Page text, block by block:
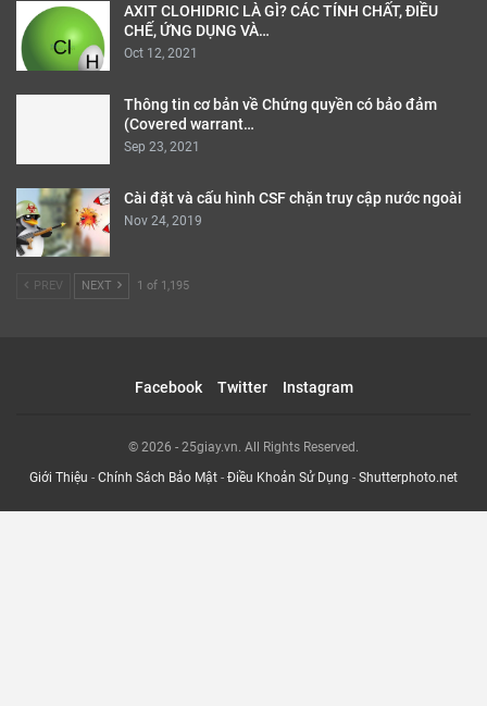
AXIT CLOHIDRIC LÀ GÌ? CÁC TÍNH CHẤT, ĐIỀU
CHẾ, ỨNG DỤNG VÀ…
Oct 12, 2021
Thông tin cơ bản về Chứng quyền có bảo đảm
(Covered warrant…
Sep 23, 2021
Cài đặt và cấu hình CSF chặn truy cập nước ngoài
Nov 24, 2019
PREV NEXT 1 of 1,195
Facebook Twitter Instagram
© 2026 - 25giay.vn. All Rights Reserved.
Giới Thiệu - Chính Sách Bảo Mật - Điều Khoản Sử Dụng - Shutterphoto.net